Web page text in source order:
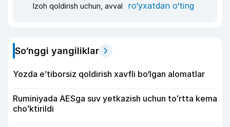
Izoh qoldirish uchun, avval ro‘yxatdan o‘ting
So‘nggi yangiliklar
Yozda e’tiborsiz qoldirish xavfli bo‘lgan alomatlar
Ruminiyada AESga suv yetkazish uchun toʻrtta kema
choʻktirildi